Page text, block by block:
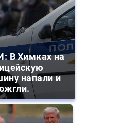
В Химках на
напали и